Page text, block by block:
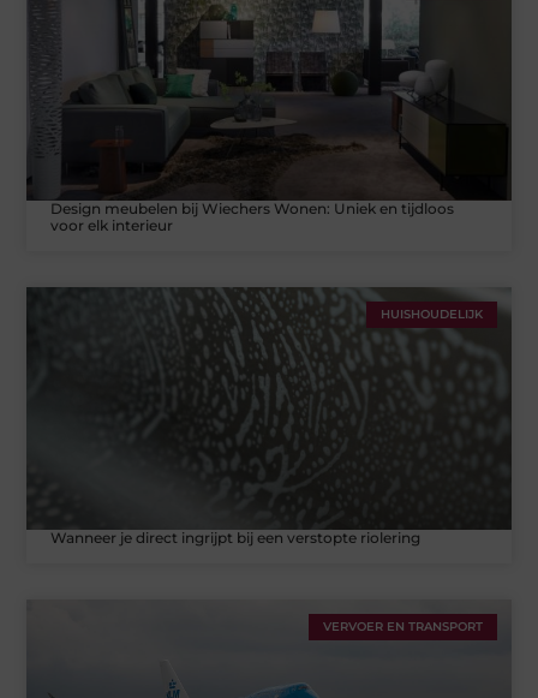
Design meubelen bij Wiechers Wonen: Uniek en tijdloos
voor elk interieur
HUISHOUDELIJK
Wanneer je direct ingrijpt bij een verstopte riolering
VERVOER EN TRANSPORT